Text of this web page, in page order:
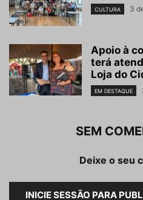
CULTURA 3
Apoio à
terá
Loja do
EM DESTAQUE
SEM
Deixe o seu
INICIE SESSÃO PARA